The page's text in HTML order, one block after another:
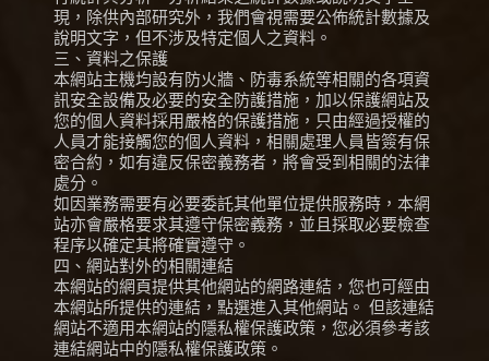
現，除供內部研究外，我們會視需要公佈統計數據及
說明文字，但不涉及特定個人之資料。
三、資料之保護
本網站主機均設有防火牆、防毒系統等相關的各項資
訊安全設備及必要的安全防護措施，加以保護網站及
您的個人資料採用嚴格的保護措施，只由經過授權的
人員才能接觸您的個人資料，相關處理人員皆簽有保
密合約，如有違反保密義務者，將會受到相關的法律
處分。
如因業務需要有必要委託其他單位提供服務時，本網
站亦會嚴格要求其遵守保密義務，並且採取必要檢查
程序以確定其將確實遵守。
四、網站對外的相關連結
本網站的網頁提供其他網站的網路連結，您也可經由
本網站所提供的連結，點選進入其他網站。 但該連結
網站不適用本網站的隱私權保護政策，您必須參考該
連結網站中的隱私權保護政策。